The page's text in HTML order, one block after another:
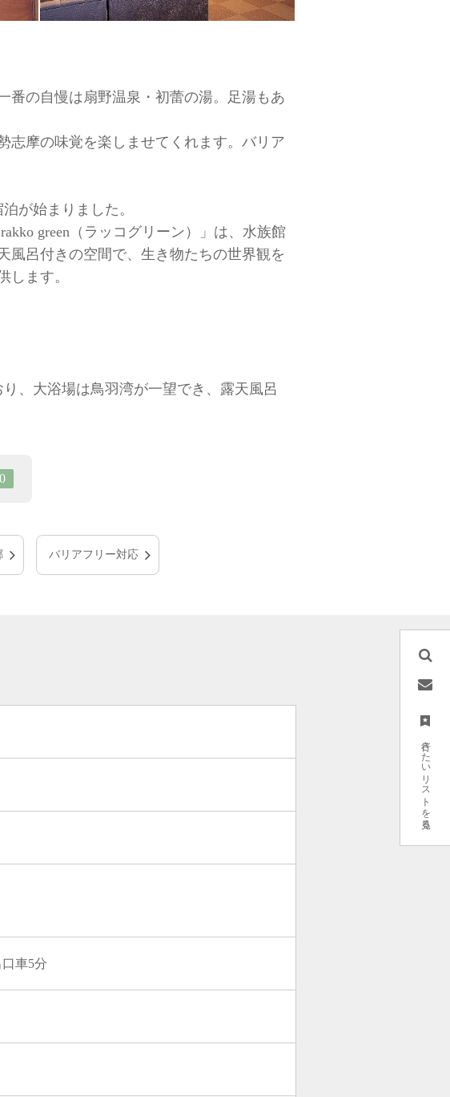
行きたいリストを見る
番の自慢は扇野温泉・初蕾の湯。足湯もあ
志摩の味覚を楽しませてくれます。バリア
が始まりました。
green（ラッコグリーン）」は、水族館
風呂付きの空間で、生き物たちの世界観を
します。
、大浴場は鳥羽湾が一望でき、露天風呂
0
バリアフリー対応
車5分